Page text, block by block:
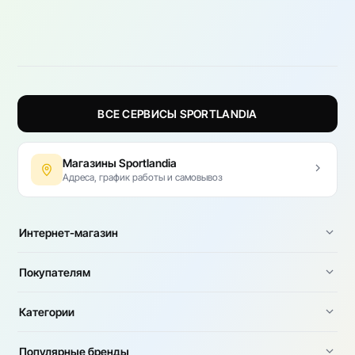
ВСЕ СЕРВИСЫ SPORTLANDIA
Магазины Sportlandia
Адреса, график работы и самовывоз
Интернет-магазин
Покупателям
Категории
Популярные бренды